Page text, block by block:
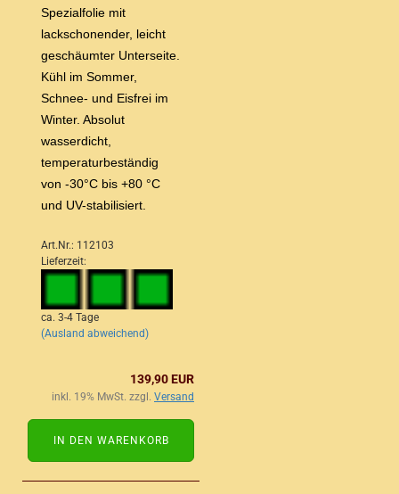
Spezialfolie mit
lackschonender, leicht
geschäumter Unterseite.
Kühl im Sommer,
Schnee- und Eisfrei im
Winter. Absolut
wasserdicht,
temperaturbeständig
von -30°C bis +80 °C
und UV-stabilisiert.
Art.Nr.: 112103
Lieferzeit:
ca. 3-4 Tage
(Ausland abweichend)
139,90 EUR
inkl. 19% MwSt. zzgl. Versand
IN DEN WARENKORB